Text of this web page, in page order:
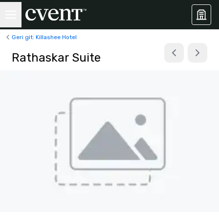
Geri git: Killashee Hotel
Rathaskar Suite